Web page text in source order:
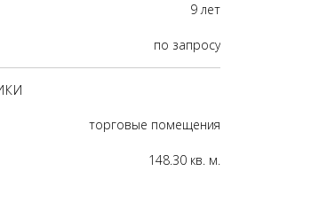
9 лет
по запросу
торговые помещения
148.30 кв. м.